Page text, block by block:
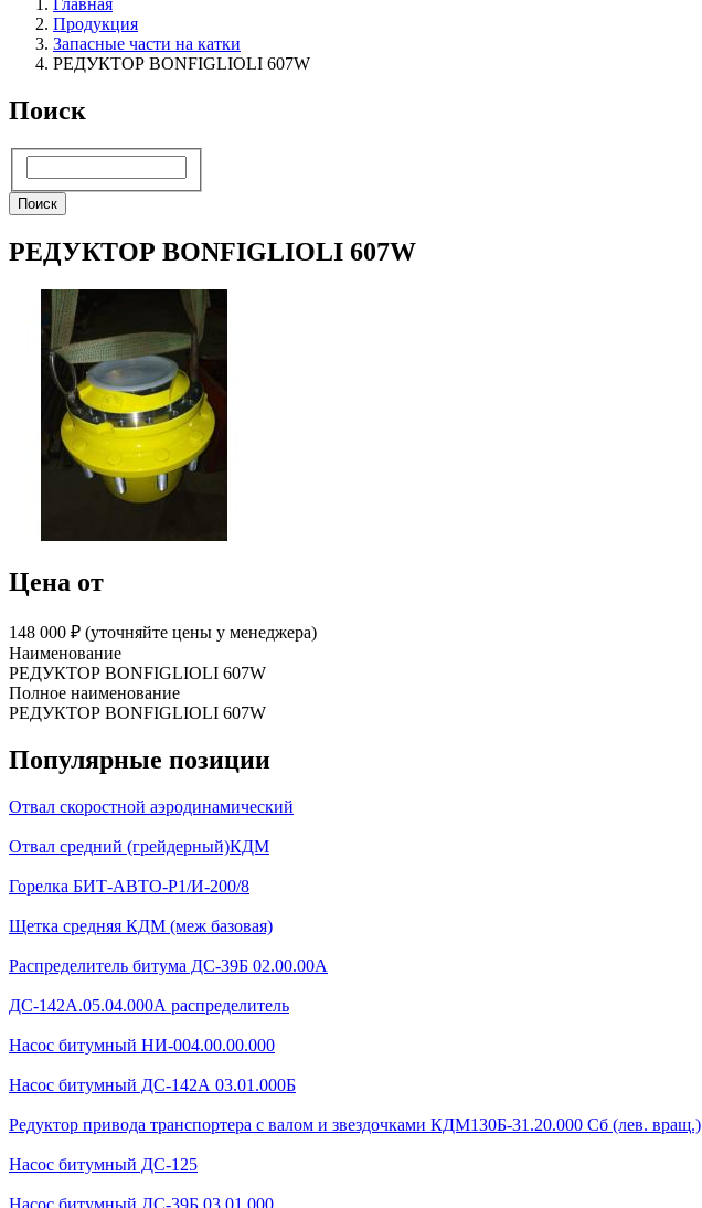
Главная
Продукция
Запасные части на катки
РЕДУКТОР BONFIGLIOLI 607W
Поиск
Поиск
РЕДУКТОР BONFIGLIOLI 607W
Цена от
148 000 ₽︁ (уточняйте цены у менеджера)
Наименование
РЕДУКТОР BONFIGLIOLI 607W
Полное наименование
РЕДУКТОР BONFIGLIOLI 607W
Популярные позиции
Отвал скоростной аэродинамический
Отвал средний (грейдерный)КДМ
Горелка БИТ-АВТО-Р1/И-200/8
Щетка средняя КДМ (меж базовая)
Распределитель битума ДС-39Б 02.00.00А
ДС-142А.05.04.000А распределитель
Насос битумный НИ-004.00.00.000
Насос битумный ДС-142А 03.01.000Б
Редуктор привода транспортера с валом и звездочками КДМ130Б-31.20.000 Сб (лев. вращ.)
Насос битумный ДС-125
Насос битумный ДС-39Б 03.01.000